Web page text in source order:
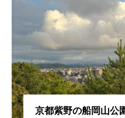
京都紫野の船岡山公